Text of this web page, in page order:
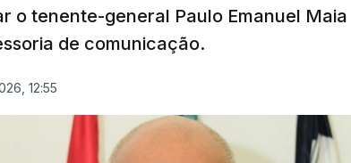
o tenente-general Paulo Emanuel
de comunicação.
12:55